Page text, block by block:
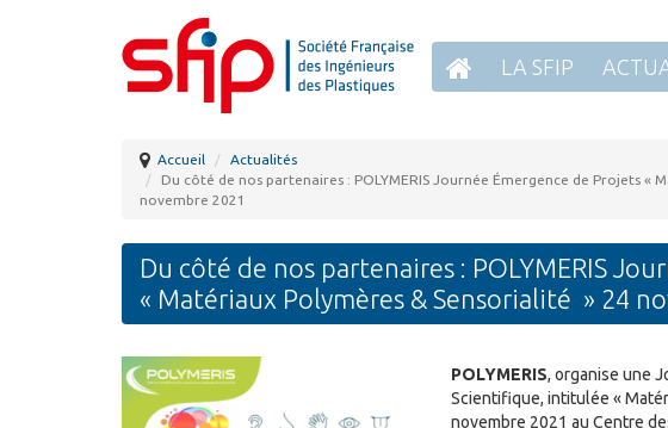
LA SFIP
Accueil
Actualités
Du côté de nos partenaires : POLYMERIS Journée Émergence de Projets «
novembre 2021
Du côté de nos partenaires : POLYMERIS
« Matériaux Polymères & Sensorialité » 24
POLYMERIS, organise une
Scientifique, intitulée «
novembre 2021 au Centre